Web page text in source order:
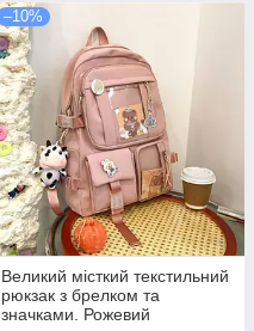
–10%
Великий місткий текстильний
рюкзак з брелком та
значками. Рожевий